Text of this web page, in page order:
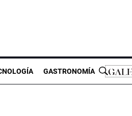
GASTRONOMÍA